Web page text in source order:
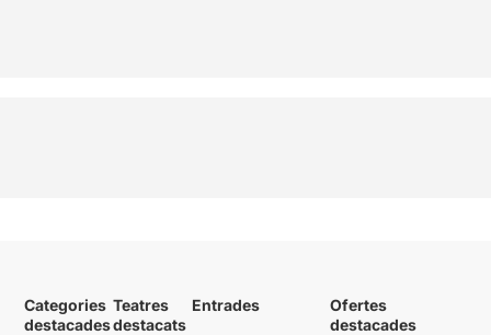
Categories
destacades
Teatres
destacats
Entrades
Ofertes
destacades